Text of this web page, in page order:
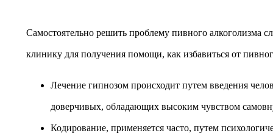
Самостоятельно решить проблему пивного алкоголизма
клинику для получения помощи, как избавиться от
Лечение гипнозом происходит путем введения
доверчивых, обладающих высоким чувством
Кодирование, применяется часто, путем